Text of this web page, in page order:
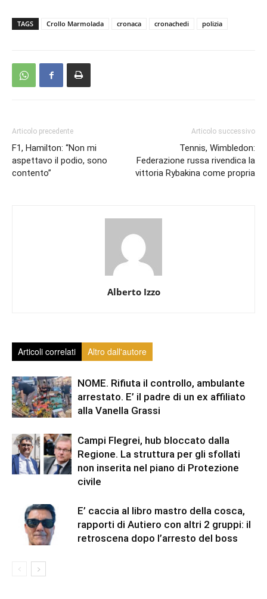
TAGS Crollo Marmolada cronaca cronachedi polizia
Articolo precedente
F1, Hamilton: “Non mi
aspettavo il podio, sono
contento”
Articolo successivo
Tennis, Wimbledon:
Federazione russa rivendica la
vittoria Rybakina come propria
Alberto Izzo
Articoli correlati Altro dall'autore
NOME. Rifiuta il controllo, ambulante
arrestato. E’ il padre di un ex affiliato
alla Vanella Grassi
Campi Flegrei, hub bloccato dalla
Regione. La struttura per gli sfollati
non inserita nel piano di Protezione
civile
E’ caccia al libro mastro della cosca,
rapporti di Autiero con altri 2 gruppi: il
retroscena dopo l’arresto del boss